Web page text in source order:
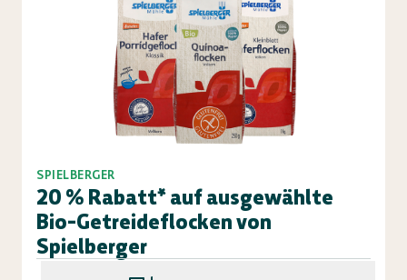
SPIELBERGER
20 % Rabatt* auf ausgewählte
Bio-Getreideflocken von
Spielberger